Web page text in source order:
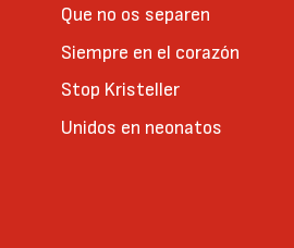
Que no os separen
Siempre en el corazón
Stop Kristeller
Unidos en neonatos